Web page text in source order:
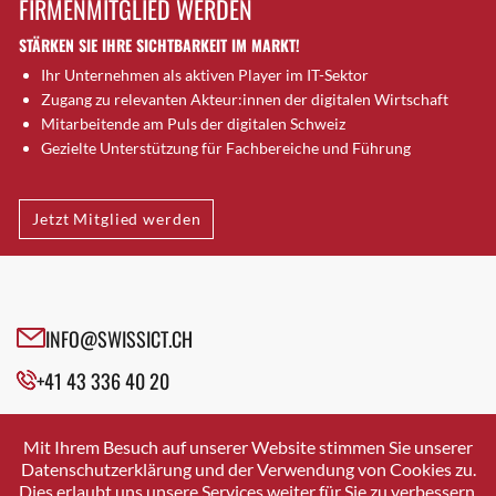
Brugg AG
Brütten
Bubendorf
Bubikon
Buchs (SG)
Bäretswil
Bülach
Cazis
Crissier
Davos Platz
Dierikon
Dietikon
FIRMENMITGLIED WERDEN
STÄRKEN SIE IHRE SICHTBARKEIT IM MARKT!
Ihr Unternehmen als aktiven Player im IT-Sektor
Zugang zu relevanten Akteur:innen der digitalen Wirtschaft
Mitarbeitende am Puls der digitalen Schweiz
Gezielte Unterstützung für Fachbereiche und Führung
Jetzt Mitglied werden
INFO@SWISSICT.CH
+41 43 336 40 20
SWISSICT
VULKANSTRASSE 120
8048 ZURICH
Mit Ihrem Besuch auf unserer Website stimmen Sie unserer
Datenschutzerklärung und der Verwendung von Cookies zu.
Dies erlaubt uns unsere Services weiter für Sie zu verbessern.